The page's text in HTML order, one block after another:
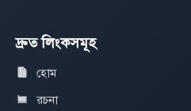
দ্রুত লিংকসমূহ
হোম
রচনা